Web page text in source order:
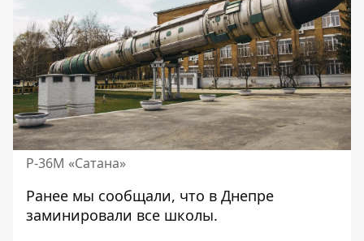
Р-36М «Сатана»
Ранее мы сообщали, что в Днепре
заминировали все школы.